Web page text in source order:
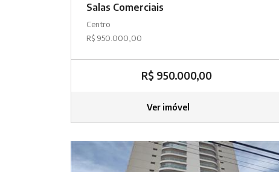
Salas Comerciais
Centro
R$ 950.000,00
R$ 950.000,00
Ver imóvel